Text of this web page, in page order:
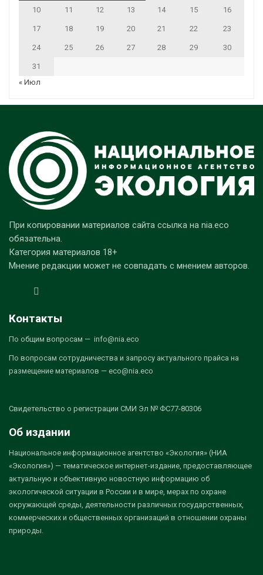
10 11 12 13 14 15 16
17 18 19 20 21 22 23
24 25 26 27 28 29 30
31
« Июл
При копировании материалов сайта ссылка на nia.eco
обязательна.
Категория материалов 18+
Мнение редакции может не совпадать с мнением авторов.
Контакты
По общим вопросам — info@nia.eco
По вопросам сотрудничества и запросу актуального прайса на
размещение материалов — eco@nia.eco
Свидетельство о регистрации СМИ Эл № ФС77-80306
Об издании
Национальное информационное агентство «Экология» (НИА
«Экология») — тематическое интернет-издание, предоставляющее
актуальную и объективную новостную информацию об
экологической ситуации в России и в мире, мерах по охране
окружающей среды, деятельности различных государственных,
коммерческих и общественных организаций в отношении охраны
природы.